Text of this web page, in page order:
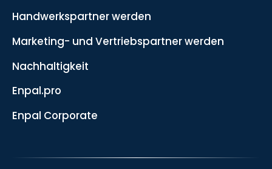
Handwerkspartner werden
Marketing- und Vertriebspartner werden
Nachhaltigkeit
Enpal.pro
Enpal Corporate